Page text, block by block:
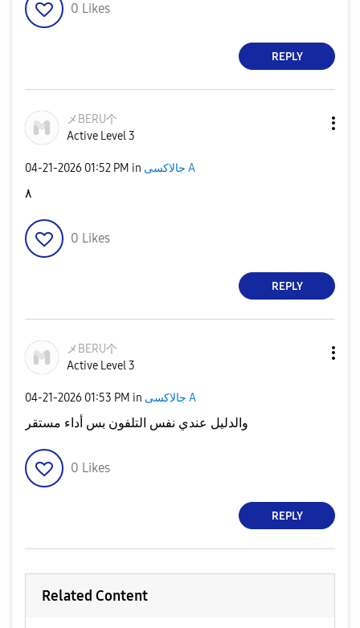
0 Likes
REPLY
メBERU个
Active Level 3
‎04-21-2026 01:52 PM in جالاكسى A
٨
0 Likes
REPLY
メBERU个
Active Level 3
‎04-21-2026 01:53 PM in جالاكسى A
والدليل عندي نفس التلفون بس أداء مستقر
0 Likes
REPLY
Related Content